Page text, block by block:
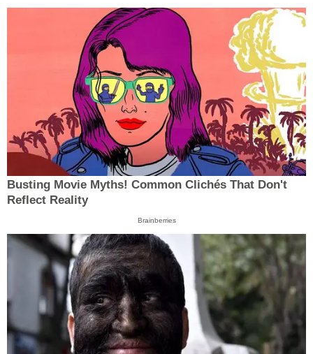
Busting Movie Myths! Common Clichés That Don't
Reflect Reality
Brainberries